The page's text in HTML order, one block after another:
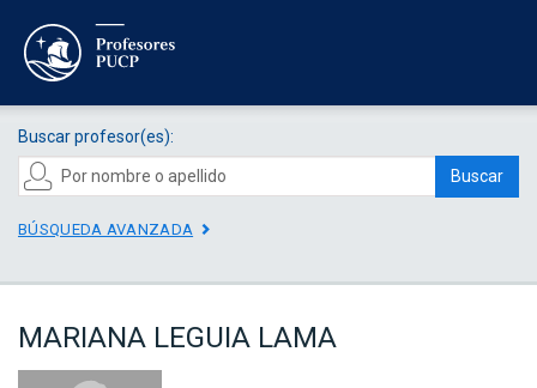
Buscar profesor(es):
Buscar
BÚSQUEDA AVANZADA
MARIANA LEGUIA LAMA